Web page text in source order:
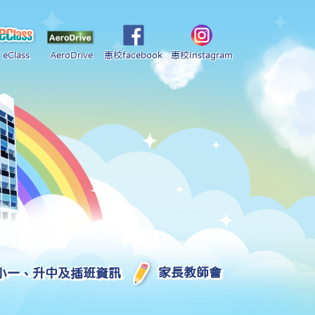
eClass AeroDrive 惠校facebook 惠校Instagram
一、升中及插班資訊 家長教師會